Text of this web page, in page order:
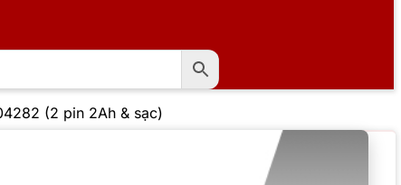
(2 pin 2Ah & sạc)